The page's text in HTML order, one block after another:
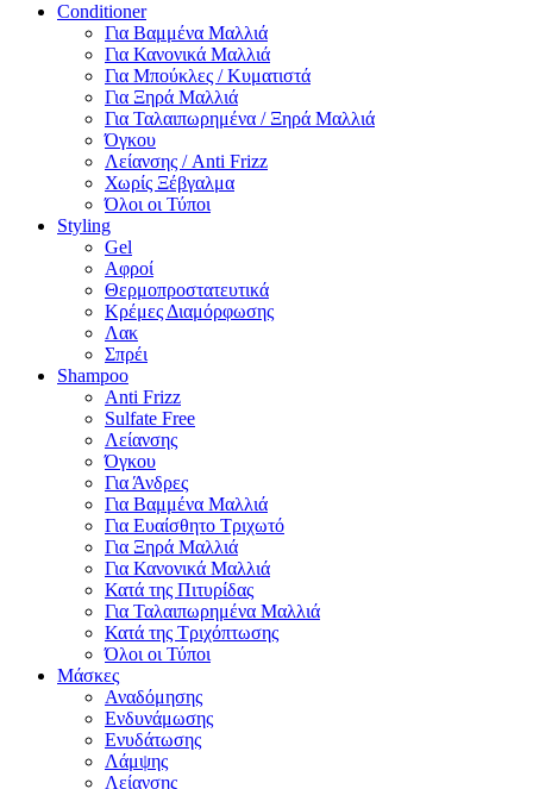
Conditioner
Για Βαμμένα Μαλλιά
Για Κανονικά Μαλλιά
Για Μπούκλες / Κυματιστά
Για Ξηρά Μαλλιά
Για Ταλαιπωρημένα / Ξηρά Μαλλιά
Όγκου
Λείανσης / Anti Frizz
Χωρίς Ξέβγαλμα
Όλοι οι Τύποι
Styling
Gel
Αφροί
Θερμοπροστατευτικά
Κρέμες Διαμόρφωσης
Λακ
Σπρέι
Shampoo
Anti Frizz
Sulfate Free
Λείανσης
Όγκου
Για Άνδρες
Για Βαμμένα Μαλλιά
Για Ευαίσθητο Τριχωτό
Για Ξηρά Μαλλιά
Για Κανονικά Μαλλιά
Κατά της Πιτυρίδας
Για Ταλαιπωρημένα Μαλλιά
Κατά της Τριχόπτωσης
Όλοι οι Τύποι
Μάσκες
Αναδόμησης
Ενδυνάμωσης
Ενυδάτωσης
Λάμψης
Λείανσης